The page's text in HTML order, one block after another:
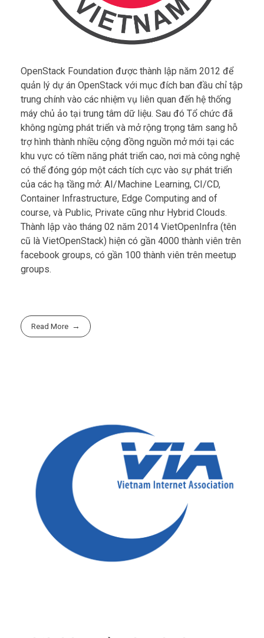
OpenStack Foundation được thành lập năm 2012 để
quản lý dự án OpenStack với mục đích ban đầu chỉ tập
trung chính vào các nhiệm vụ liên quan đến hệ thống
máy chủ ảo tại trung tâm dữ liệu. Sau đó Tổ chức đã
không ngừng phát triển và mở rộng trọng tâm sang hỗ
trợ hình thành nhiều cộng đồng nguồn mở mới tại các
khu vực có tiềm năng phát triển cao, nơi mà công nghệ
có thể đóng góp một cách tích cực vào sự phát triển
của các hạ tầng mở: AI/Machine Learning, CI/CD,
Container Infrastructure, Edge Computing and of
course, và Public, Private cũng như Hybrid Clouds.
Thành lập vào tháng 02 năm 2014 VietOpenInfra (tên
cũ là VietOpenStack) hiện có gần 4000 thành viên trên
facebook groups, có gần 100 thành viên trên meetup
groups.
Read More